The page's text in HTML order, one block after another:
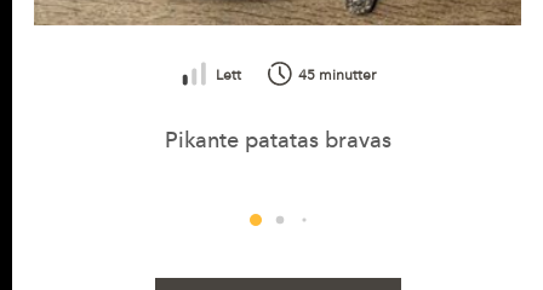
Lett 45 minutter
Pikante patatas bravas